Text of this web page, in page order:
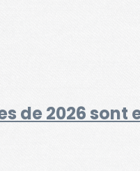
de 2026 sont